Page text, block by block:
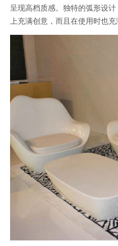
呈现高档质感。独特的弧形设
上充满创意，而且在使用时也充